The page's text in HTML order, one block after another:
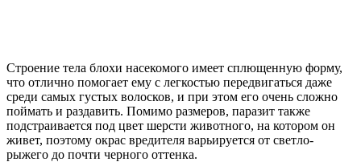
Строение тела блохи насекомого имеет сплющенную форму,
что отлично помогает ему с легкостью передвигаться даже
среди самых густых волосков, и при этом его очень сложно
поймать и раздавить. Помимо размеров, паразит также
подстраивается под цвет шерсти животного, на котором он
живет, поэтому окрас вредителя варьируется от светло-
рыжего до почти черного оттенка.